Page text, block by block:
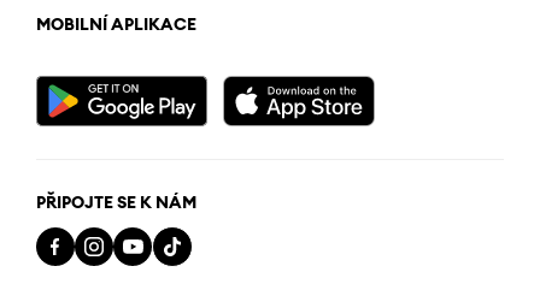
MOBILNÍ APLIKACE
PŘIPOJTE SE K NÁM